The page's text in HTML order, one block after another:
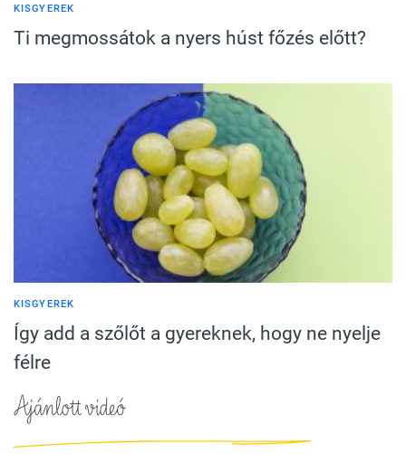
KISGYEREK
Ti megmossátok a nyers húst főzés előtt?
KISGYEREK
Így add a szőlőt a gyereknek, hogy ne nyelje
félre
Ajánlott videó